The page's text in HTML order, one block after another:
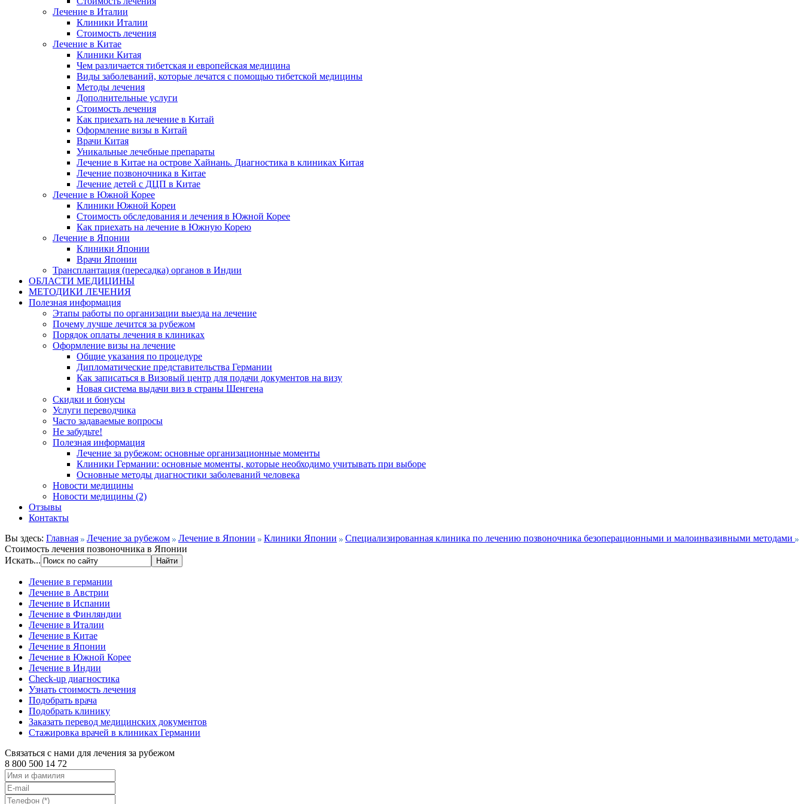
Лечение в Италии
Клиники Италии
Стоимость лечения
Лечение в Китае
Клиники Китая
Чем различается тибетская и европейская медицина
Виды заболеваний, которые лечатся с помощью тибетской медицины
Методы лечения
Дополнительные услуги
Стоимость лечения
Как приехать на лечение в Китай
Оформление визы в Китай
Врачи Китая
Уникальные лечебные препараты
Лечение в Китае на острове Хайнань. Диагностика в клиниках Китая
Лечение позвоночника в Китае
Лечение детей с ДЦП в Китае
Лечение в Южной Корее
Клиники Южной Кореи
Стоимость обследования и лечения в Южной Корее
Как приехать на лечение в Южную Корею
Лечение в Японии
Клиники Японии
Врачи Японии
Трансплантация (пересадка) органов в Индии
ОБЛАСТИ МЕДИЦИНЫ
МЕТОДИКИ ЛЕЧЕНИЯ
Полезная информация
Этапы работы по организации выезда на лечение
Почему лучше лечится за рубежом
Порядок оплаты лечения в клиниках
Оформление визы на лечение
Общие указания по процедуре
Дипломатические представительства Германии
Как записаться в Визовый центр для подачи документов на визу
Новая система выдачи виз в страны Шенгена
Скидки и бонусы
Услуги переводчика
Часто задаваемые вопросы
Не забудьте!
Полезная информация
Лечение за рубежом: основные организационные моменты
Клиники Германии: основные моменты, которые необходимо учитывать при выборе
Основные методы диагностики заболеваний человека
Новости медицины
Новости медицины (2)
Отзывы
Контакты
Вы здесь: Главная Лечение за рубежом Лечение в Японии Клиники Японии
Специализированная клиника по лечению позвоночника безоперационными и малоинвазивными методами
Стоимость лечения позвоночника в Японии
Искать...
Лечение в германии
Лечение в Австрии
Лечение в Испании
Лечение в Финляндии
Лечение в Италии
Лечение в Китае
Лечение в Японии
Лечение в Южной Корее
Лечение в Индии
Check-up диагностика
Узнать стоимость лечения
Подобрать врача
Подобрать клинику
Заказать перевод медицинских документов
Стажировка врачей в клиниках Германии
Связаться с нами для лечения за рубежом
8 800 500 14 72